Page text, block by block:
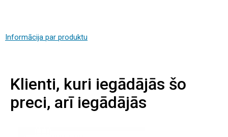
Informācija par produktu
Klienti, kuri iegādājās šo
preci, arī iegādājās